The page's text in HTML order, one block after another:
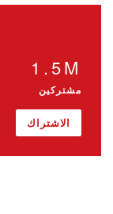
1.5M
مشتركين
الاشتراك